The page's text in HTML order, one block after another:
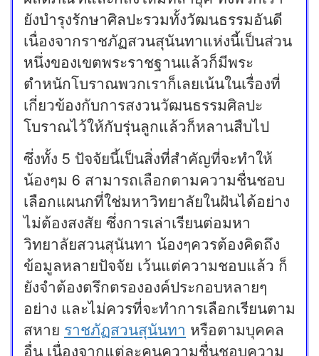
ยังบำรุงรักษาศิลปะรวมทั้งวัฒนธรรมอันดี
เนื่องจากราชภัฏสวนสุนันทาแห่งนี้เป็นส่วน
หนึ่งของเขตพระราชฐานแล้วก็มีพระ
ตำหนักโบราณพวกเราก็เลยเน้นในเรื่องที่
เกี่ยวข้องกับการสงวนวัฒนธรรมศิลปะ
โบราณไว้ให้กับรุ่นลูกแล้วก็หลานสืบไป
ซึ่งทั้ง 5 ปัจจัยนี้เป็นสิ่งที่สำคัญที่จะทำให้
น้องๆม 6 สามารถเลือกตามความชื่นชอบ
เลือกแผนกที่ใช่มหาวิทยาลัยในฝันได้อย่าง
ไม่ต้องสงสัย ซึ่งการเล่าเรียนต่อมหา
วิทยาลัยสวนสุนันทา น้องๆควรต้องคิดถึง
ข้อมูลหลายปัจจัย เว้นแต่ความชอบแล้ว ก็
ยังจำต้องตรึกตรององค์ประกอบหลายๆ
อย่าง และไม่ควรที่จะทำการเลือกเรียนตาม
สหาย ราชภัฏสวนสุนันทา หรือตามบุคคล
อื่น เนื่องจากแต่ละคนความชื่นชอบความ